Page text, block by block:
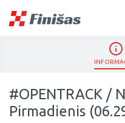
#OPENTRACK /
Pirmadienis